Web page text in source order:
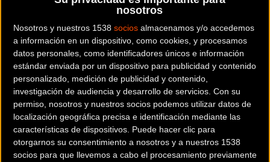
nosotros
Nosotros y nuestros 1538 socios almacenamos y/o accedemos
a información en un dispositivo, como cookies, y procesamos
datos personales, como identificadores únicos e información
estándar enviada por un dispositivo para publicidad y contenido
personalizado, medición de publicidad y contenido,
investigación de audiencia y desarrollo de servicios. Con su
permiso, nosotros y nuestros socios podemos utilizar datos de
localización geográfica precisa e identificación mediante las
características de dispositivos. Puede hacer clic para
otorgarnos su consentimiento a nosotros y a nuestros 1538
socios para que llevemos a cabo el procesamiento previamente